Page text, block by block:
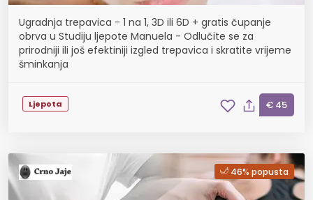
Ugradnja trepavica - 1 na 1, 3D ili 6D + gratis čupanje
obrva u Studiju ljepote Manuela - Odlučite se za
prirodniji ili još efektiniji izgled trepavica i skratite vrijeme
šminkanja
Ljepota € 45
46% popusta